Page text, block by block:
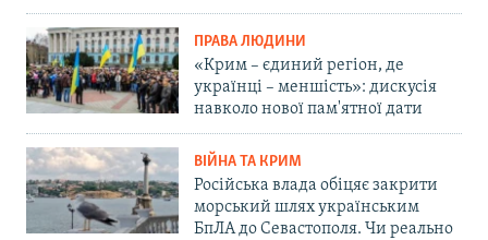
ПРАВА ЛЮДИНИ
«Крим – єдиний регіон, де
українці – меншість»: дискусія
навколо нової пам'ятної дати
ВІЙНА ТА КРИМ
Російська влада обіцяє закрити
морський шлях українським
БпЛА до Севастополя. Чи реально